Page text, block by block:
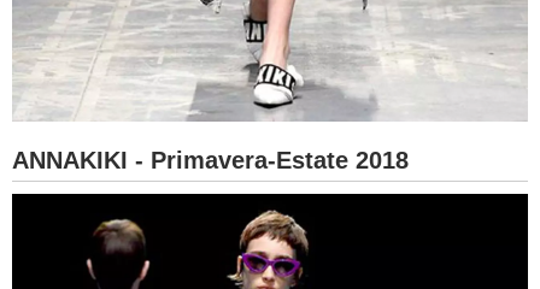
ANNAKIKI - Primavera-Estate 2018